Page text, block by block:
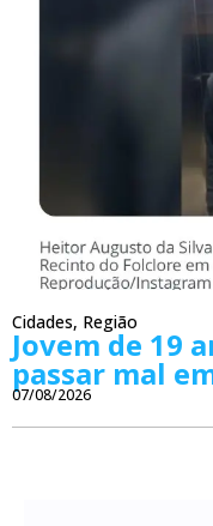
Cidades, Região
Jovem de 19
passar mal
07/08/2026